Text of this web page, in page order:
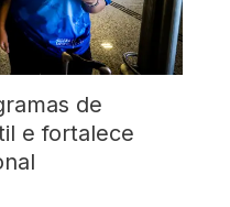
de
e fortalece